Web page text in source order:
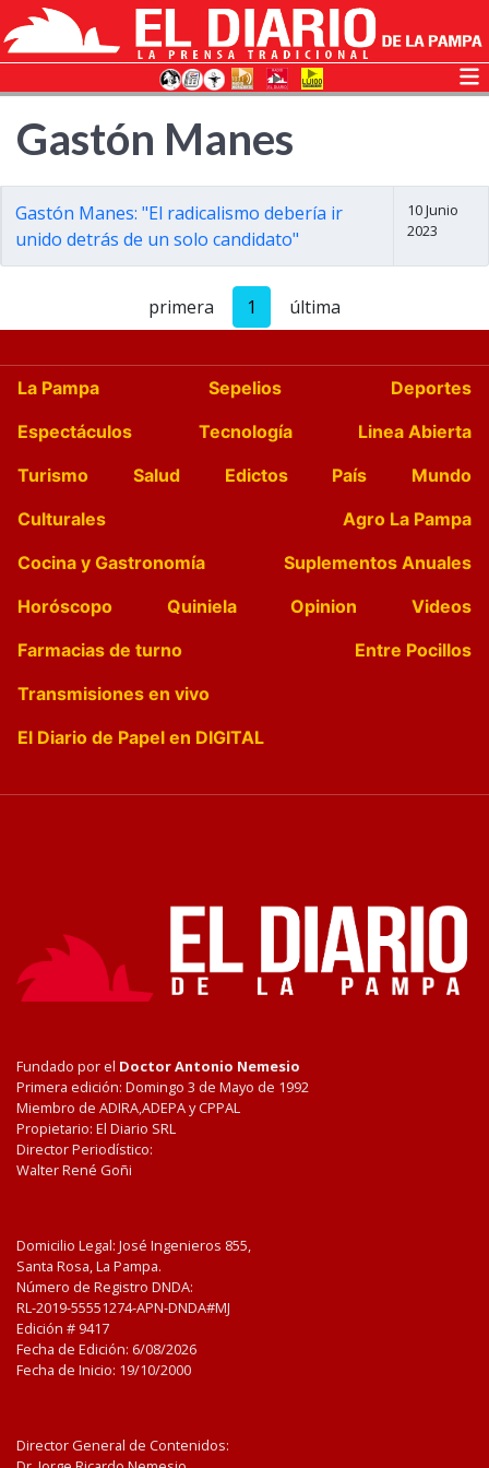
Gastón Manes
Gastón Manes: "El radicalismo debería ir
unido detrás de un solo candidato"
10 Junio
2023
primera 1 última
La Pampa Sepelios
Deportes
Espectáculos
Tecnología
Linea Abierta
Turismo
Salud Edictos País
Mundo
Culturales
Agro La Pampa
Cocina y Gastronomía
Suplementos Anuales
Horóscopo
Quiniela Opinion
Videos
Farmacias de turno
Entre Pocillos
Transmisiones en vivo
El Diario de Papel en DIGITAL
Fundado por el Doctor Antonio Nemesio
Primera edición: Domingo 3 de Mayo de 1992
Miembro de ADIRA,ADEPA y CPPAL
Propietario: El Diario SRL
Director Periodístico:
Walter René Goñi
Domicilio Legal: José Ingenieros 855,
Santa Rosa, La Pampa.
Número de Registro DNDA:
RL-2019-55551274-APN-DNDA#MJ
Edición # 9417
Fecha de Edición: 6/08/2026
Fecha de Inicio: 19/10/2000
Director General de Contenidos: